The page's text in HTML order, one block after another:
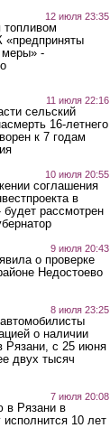
12 июля 23:35
топливом
«предприняты
меры» -
11 июля 22:16
сельский
16-летнего
к 7 годам
10 июля 20:55
соглашения
в
рассмотрен
9 июля 20:43
о проверке
Недостоево
8 июля 23:25
о наличии
Рязани, с 25 июня
двух тысяч
7 июля 20:08
в Рязани в
10 лет